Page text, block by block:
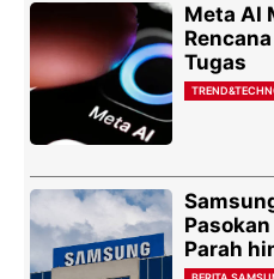
Meta AI
Tugas
Parah